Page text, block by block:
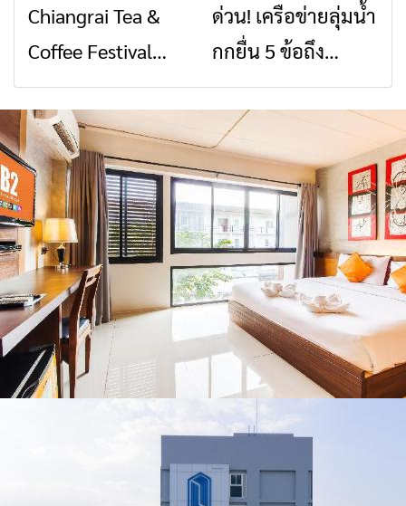
สัญญาณขาด การ
สื่อสารต้องไม่หยุด
สินค้าเด่น และเสน่ห์
วัฒนธรรมจาก 4
จังหวัด เชียงราย
พะเยา แพร่ และ
น่าน พร้อมชม
คอนเสิร์ตจากศิลปิน
ชื่อดังตลอด 5 วัน
ข่าวเชียงราย
Chiangrai Tea &
Coffee Festival
2026
ข่าวเชียงราย
ด่วน! เครือข่ายลุ่มน้ำ
กกยื่น 5 ข้อถึง
รัฐบาล จี้นายกฯ ลง
เชียงราย แก้วิกฤต
สารปนเปื้อนต้นน้ำ